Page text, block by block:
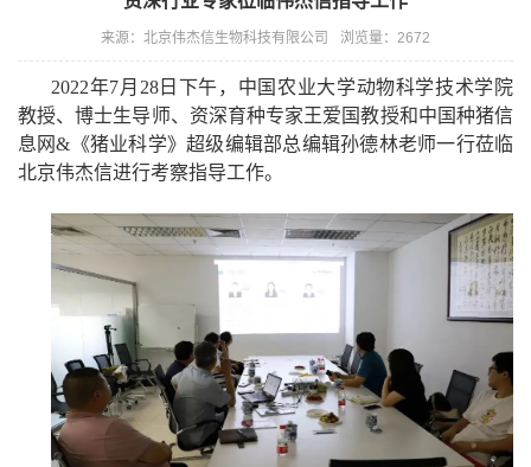
来源：北京伟杰信生物科技有限公司 浏览量： 2672
2022年7月 28日下午，中国农业大学动物科学技术学院
教授、博士生导师、资深育种专家王爱国教授和中国种猪信
息网& 《猪业科学》超级编辑部总编辑孙德林老师一行莅临
北京伟杰信进行考察指导工作。